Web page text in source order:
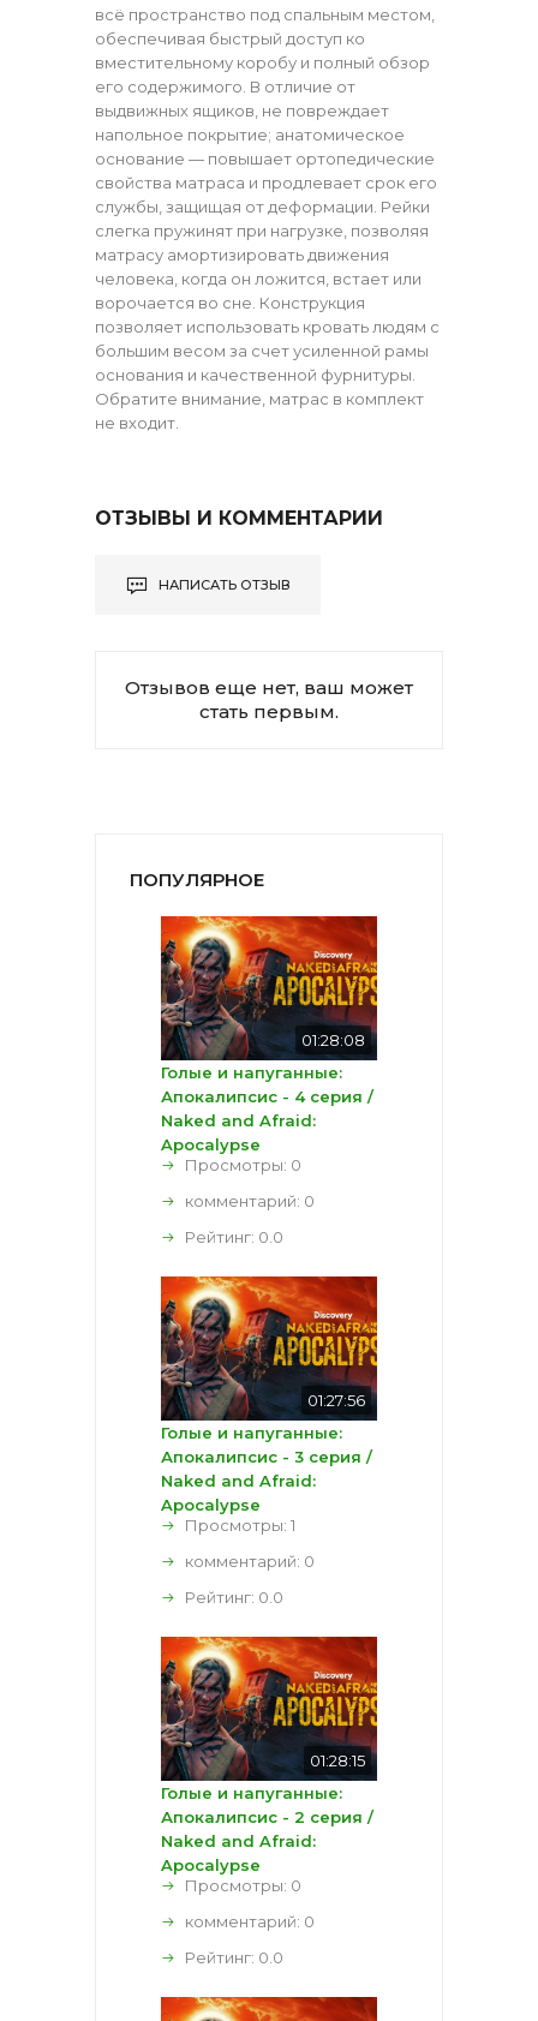
всё пространство под спальным местом,
обеспечивая быстрый доступ ко
вместительному коробу и полный обзор
его содержимого. В отличие от
выдвижных ящиков, не повреждает
напольное покрытие; анатомическое
основание — повышает ортопедические
свойства матраса и продлевает срок его
службы, защищая от деформации. Рейки
слегка пружинят при нагрузке, позволяя
матрасу амортизировать движения
человека, когда он ложится, встает или
ворочается во сне. Конструкция
позволяет использовать кровать людям с
большим весом за счет усиленной рамы
основания и качественной фурнитуры.
Обратите внимание, матрас в комплект
не входит.
ОТЗЫВЫ И КОММЕНТАРИИ
НАПИСАТЬ ОТЗЫВ
Отзывов еще нет, ваш может
стать первым.
ПОПУЛЯРНОЕ
01:28:08
Голые и напуганные:
Апокалипсис - 4 серия /
Naked and Afraid:
Apocalypse
Просмотры: 0
комментарий: 0
Рейтинг: 0.0
01:27:56
Голые и напуганные:
Апокалипсис - 3 серия /
Naked and Afraid:
Apocalypse
Просмотры: 1
комментарий: 0
Рейтинг: 0.0
01:28:15
Голые и напуганные:
Апокалипсис - 2 серия /
Naked and Afraid:
Apocalypse
Просмотры: 0
комментарий: 0
Рейтинг: 0.0